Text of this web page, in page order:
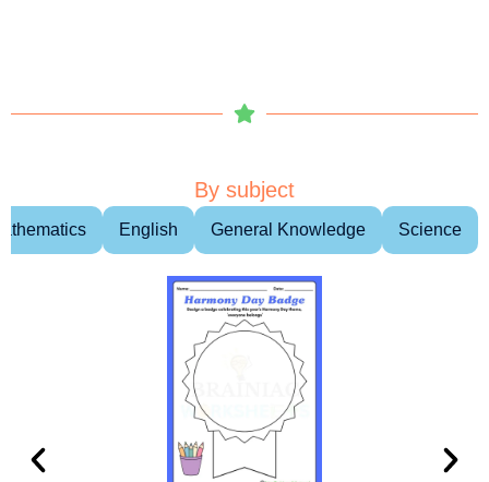
By subject
English General Knowledge Science